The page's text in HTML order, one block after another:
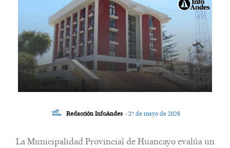
Redacción InfoAndes - 27 de mayo de 2026
La Municipalidad Provincial de Huancayo evalúa un